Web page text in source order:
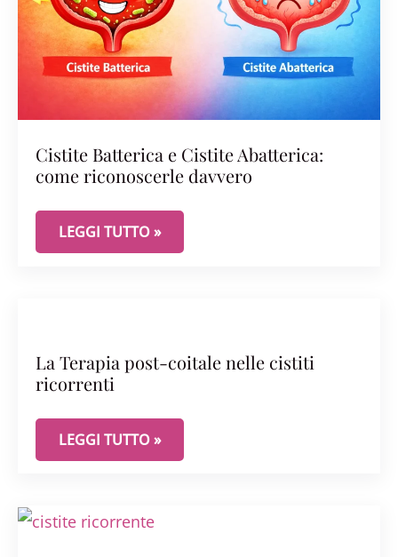
Cistite Batterica e Cistite Abatterica:
come riconoscerle davvero
CISTITE BATTERICA E CISTITE ABATTERICA: COME
LEGGI TUTTO »
La Terapia post-coitale nelle cistiti
ricorrenti
LA TERAPIA POST-COITALE NELLE CISTITI
LEGGI TUTTO »